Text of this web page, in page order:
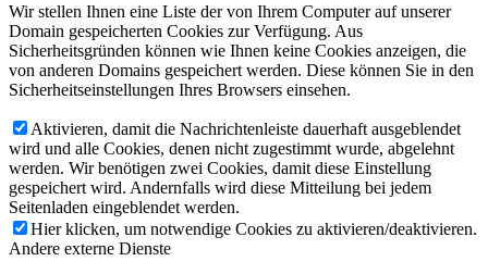
Wir stellen Ihnen eine Liste der von Ihrem Computer auf unserer
Domain gespeicherten Cookies zur Verfügung. Aus
Sicherheitsgründen können wie Ihnen keine Cookies anzeigen, die
von anderen Domains gespeichert werden. Diese können Sie in den
Sicherheitseinstellungen Ihres Browsers einsehen.
Aktivieren, damit die Nachrichtenleiste dauerhaft ausgeblendet
wird und alle Cookies, denen nicht zugestimmt wurde, abgelehnt
werden. Wir benötigen zwei Cookies, damit diese Einstellung
gespeichert wird. Andernfalls wird diese Mitteilung bei jedem
Seitenladen eingeblendet werden.
Hier klicken, um notwendige Cookies zu aktivieren/deaktivieren.
Andere externe Dienste